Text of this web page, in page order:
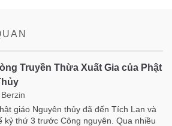
Truyền Thừa Xuất Gia của Phật
giáo Nguyên thủy đã đến Tích Lan và
kỷ thứ 3 trước Công nguyên. Qua nhiều